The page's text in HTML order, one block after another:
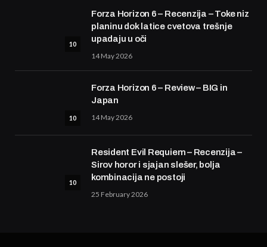
10
Forza Horizon 6 – Recenzija – Toke niz
planinu dok latice cvetova trešnje
upadaju u oči
14 May 2026
10
Forza Horizon 6 – Review – BIG in
Japan
14 May 2026
10
Resident Evil Requiem – Recenzija –
Sirov horor i sjajan slešer, bolja
kombinacija ne postoji
25 February 2026